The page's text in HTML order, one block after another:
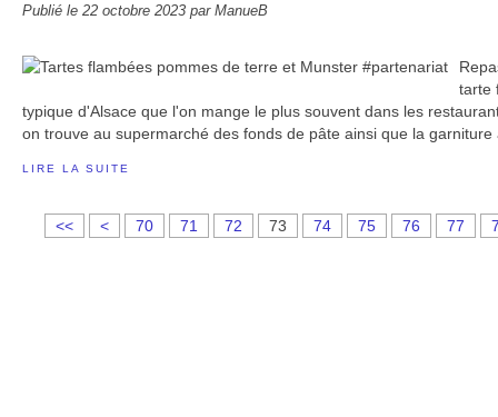
Publié le 22 octobre 2023 par ManueB
tarte
typique d'Alsace que l'on mange le plus souvent dans les
on trouve au supermarché des fonds de pâte ainsi que la
LIRE LA SUITE
<< <
1
2
3
4
5
6
70 71 72 73 74 75 76 77